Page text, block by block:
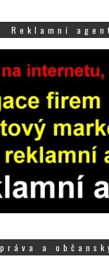
Reklamní
a